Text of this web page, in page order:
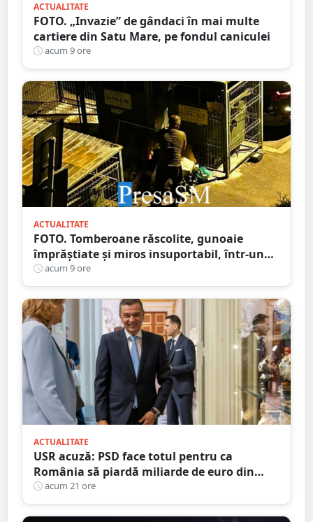
ACTUALITATE
FOTO. „Invazie” de gândaci în mai multe
cartiere din Satu Mare, pe fondul caniculei
acum 9 ore
ACTUALITATE
FOTO. Tomberoane răscolite, gunoaie
împrăștiate și miros insuportabil, într-un
cartier al Sătmarului
acum 9 ore
ACTUALITATE
USR acuză: PSD face totul pentru ca
România să piardă miliarde de euro din
PNRR
acum 21 ore